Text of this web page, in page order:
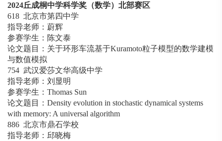
2024丘成桐中学科学奖（数学）北部赛区
618 北京市第四中学
指导老师：蔚辉
参赛学生：陈文泰
论文题目：关于环形车流基于Kuramoto粒子模型的数学建模
与数值模拟
754 武汉爱莎文华高级中学
指导老师：刘显明
参赛学生：Thomas Sun
论文题目：Density evolution in stochastic dynamical systems
with memory: A universal algorithm
886 北京市鼎石学校
指导老师：邱晓梅